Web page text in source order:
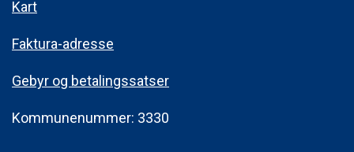
Kart
Faktura-adresse
Gebyr og betalingssatser
Kommunenummer: 3330